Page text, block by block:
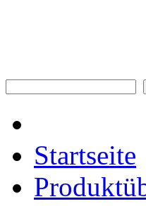
Startseite